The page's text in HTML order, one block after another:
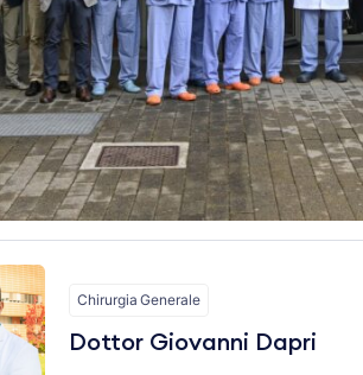
Chirurgia Generale
Dottor Giovanni Dapri